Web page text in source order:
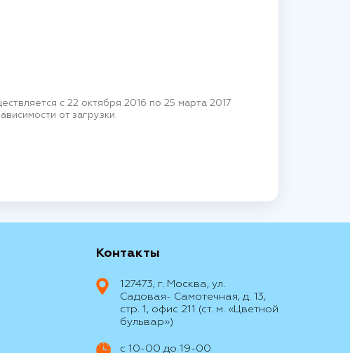
с 22 октября 2016 по 25 марта 2017
от загрузки.
Контакты
127473, г. Москва, ул.
Садовая- Самотечная, д. 13,
стр. 1, офис 211 (ст. м. «Цветной
бульвар»)
с 10-00 до 19-00